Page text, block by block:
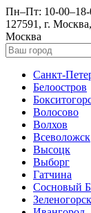
Пн–Пт: 10-00–18-
127591, г.
Москва
Санкт-
Белоостров
Волосово
Волхов
Всеволожск
Высоцк
Выборг
Гатчина
Сосновый
Зеленогорск